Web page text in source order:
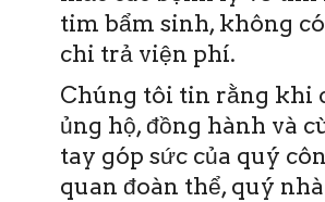
tim bẩm sinh, không
chi trả viện phí.
Chúng tôi tin rằng khi
ủng hộ, đồng hành và
tay góp sức của quý
quan đoàn thể, quý